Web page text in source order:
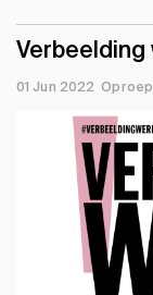
Verbeelding
01 Jun 2022 Oproep